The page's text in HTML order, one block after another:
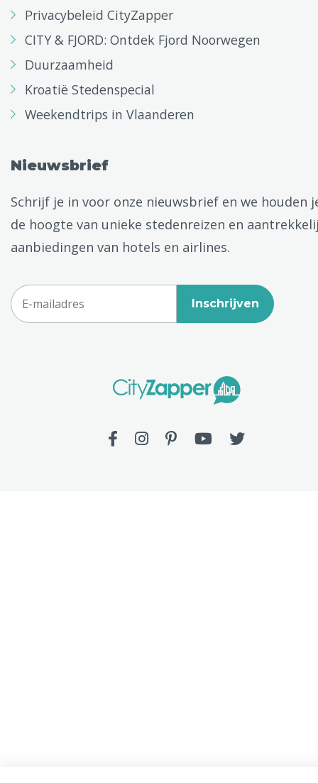
Privacybeleid CityZapper
CITY & FJORD: Ontdek Fjord Noorwegen
Duurzaamheid
Kroatië Stedenspecial
Weekendtrips in Vlaanderen
Nieuwsbrief
Schrijf je in voor onze nieuwsbrief en we houden
de hoogte van unieke stedenreizen en
aanbiedingen van hotels en airlines.
Inschrijven